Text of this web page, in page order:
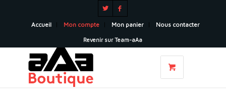
Accueil Mon compte Mon panier Nous contacter
Revenir sur Team-aAa